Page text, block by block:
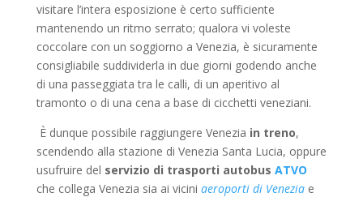
visitare l’intera esposizione è certo sufficiente
mantenendo un ritmo serrato; qualora vi voleste
coccolare con un soggiorno a Venezia, è sicuramente
consigliabile suddividerla in due giorni godendo anche
di una passeggiata tra le calli, di un aperitivo al
tramonto o di una cena a base di cicchetti veneziani.
È dunque possibile raggiungere Venezia in treno,
scendendo alla stazione di Venezia Santa Lucia, oppure
usufruire del servizio di trasporti autobus ATVO
che collega Venezia sia ai vicini aeroporti di Veneziae